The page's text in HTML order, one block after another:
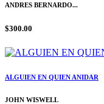
ANDRES BERNARDO...
$300.00
ALGUIEN EN QUIEN ANIDAR
JOHN WISWELL